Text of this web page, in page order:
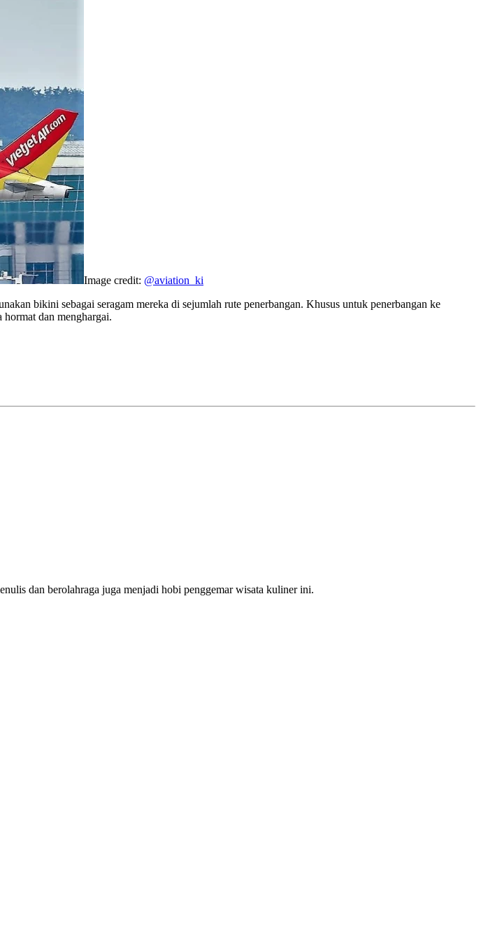
Image credit: @aviation_ki
bikini sebagai seragam mereka di sejumlah rute penerbangan. Khusus untuk penerbangan ke
dan menghargai.
dan berolahraga juga menjadi hobi penggemar wisata kuliner ini.